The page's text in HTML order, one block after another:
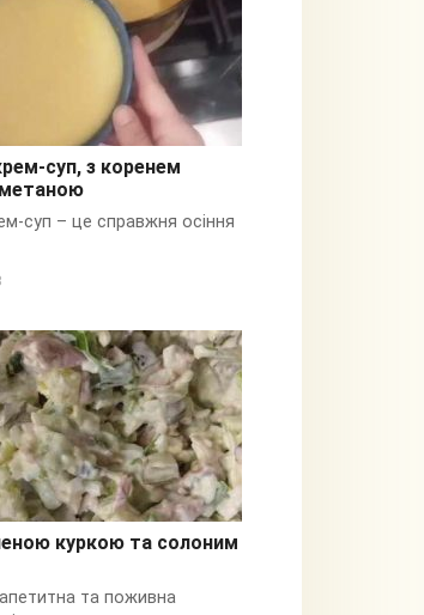
суп, з коренем
суп – це справжня осіння
куркою та солоним
та поживна